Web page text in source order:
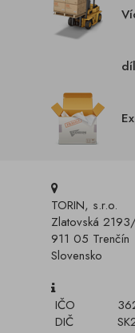
TORIN, s.r.o.
Zlatovská
911 05 Trenčín
Slovensko
IČO
DIČ